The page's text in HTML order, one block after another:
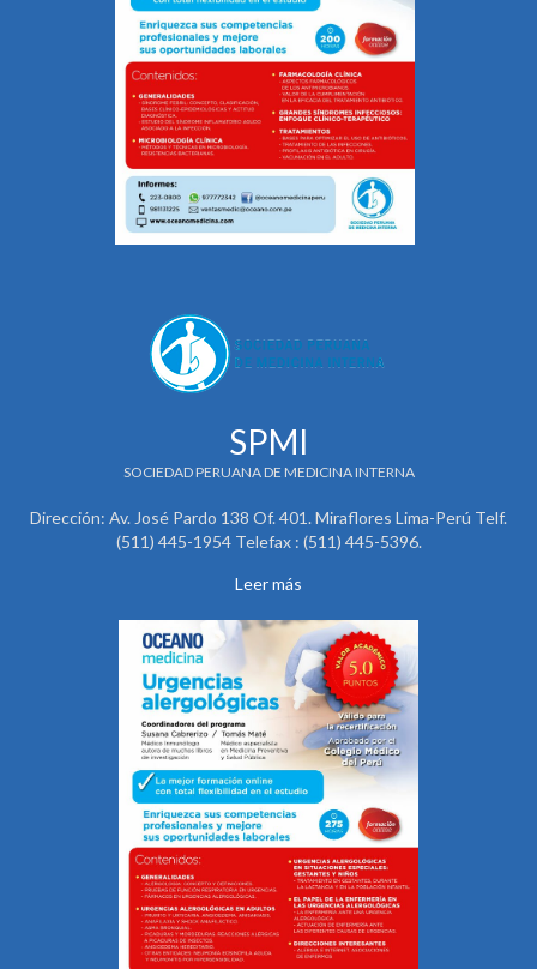
SPMI
SOCIEDAD PERUANA DE MEDICINA INTERNA
Dirección: Av. José Pardo 138 Of. 401. Miraflores Lima-Perú Telf.
(511) 445-1954 Telefax : (511) 445-5396.
Leer más